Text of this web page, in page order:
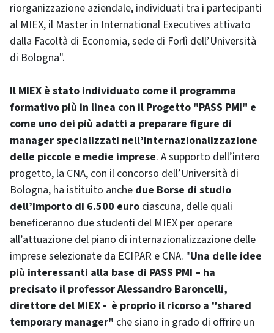
riorganizzazione aziendale, individuati tra i partecipanti
al MIEX, il Master in International Executives attivato
dalla Facoltà di Economia, sede di Forlì dell’Università
di Bologna".
Il MIEX è stato individuato come il programma
formativo più in linea con il Progetto "PASS PMI" e
come uno dei più adatti a preparare figure di
manager specializzati nell’internazionalizzazione
delle piccole e medie imprese. A supporto dell’intero
progetto, la CNA, con il concorso dell’Università di
Bologna, ha istituito anche due Borse di studio
dell’importo di 6.500 euro ciascuna, delle quali
beneficeranno due studenti del MIEX per operare
all’attuazione del piano di internazionalizzazione delle
imprese selezionate da ECIPAR e CNA. "Una delle idee
più interessanti alla base di PASS PMI – ha
precisato il professor Alessandro Baroncelli,
direttore del MIEX - è proprio il ricorso a "shared
temporary manager" che siano in grado di offrire un